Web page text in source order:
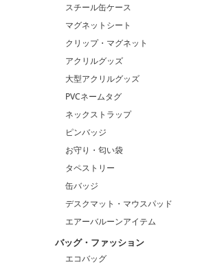
スチール缶ケース
マグネットシート
クリップ・マグネット
アクリルグッズ
大型アクリルグッズ
PVCネームタグ
ネックストラップ
ピンバッジ
お守り・匂い袋
タペストリー
缶バッジ
デスクマット・マウスパッド
エアーバルーンアイテム
バッグ・ファッション
エコバッグ